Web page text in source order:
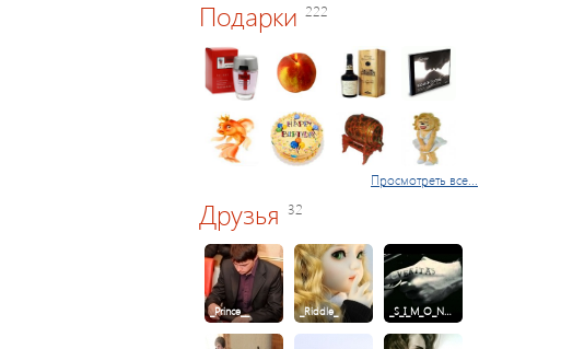
Подарки 222
Просмотреть все...
Друзья 32
_Prince__ _Riddle_ _S_I_M_O_N…